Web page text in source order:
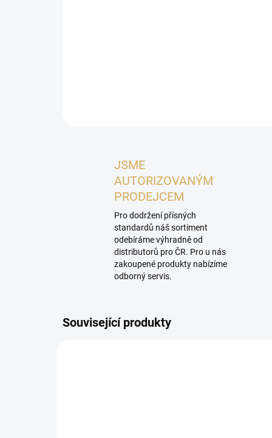
JSME
AUTORIZOVANÝM
PRODEJCEM
Pro dodržení přísných
standardů náš sortiment
odebíráme výhradně od
distributorů pro ČR. Pro u nás
zakoupené produkty nabízíme
odborný servis.
Související produkty